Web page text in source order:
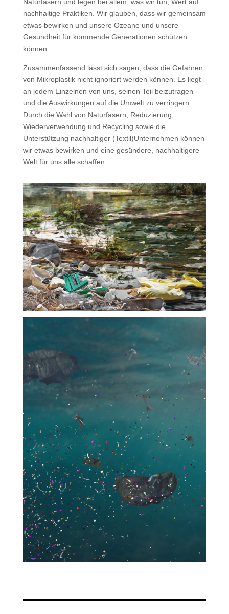
nachhaltige Praktiken. Wir glauben, dass wir gemeinsam
etwas bewirken und unsere Ozeane und unsere
Gesundheit für kommende Generationen schützen
können.
Zusammenfassend lässt sich sagen, dass die Gefahren
von Mikroplastik nicht ignoriert werden können. Es liegt
an jedem Einzelnen von uns, seinen Teil beizutragen
und die Auswirkungen auf die Umwelt zu verringern.
Durch die Wahl von Naturfasern, Reduzierung,
Wiederverwendung und Recycling sowie die
Unterstützung nachhaltiger (Textil)Unternehmen können
wir etwas bewirken und eine gesündere, nachhaltigere
Welt für uns alle schaffen.